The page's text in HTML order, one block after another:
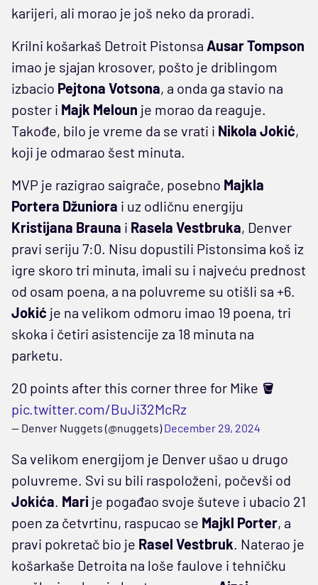
karijeri, ali morao je još neko da proradi.
Krilni košarkaš Detroit Pistonsa Ausar Tompson
imao je sjajan krosover, pošto je driblingom
izbacio Pejtona Votsona, a onda ga stavio na
poster i Majk Meloun je morao da reaguje.
Takođe, bilo je vreme da se vrati i Nikola Jokić,
koji je odmarao šest minuta.
MVP je razigrao saigrače, posebno Majkla
Portera Džuniora i uz odličnu energiju
Kristijana Brauna i Rasela Vestbruka, Denver
pravi seriju 7:0. Nisu dopustili Pistonsima koš iz
igre skoro tri minuta, imali su i najveću prednost
od osam poena, a na poluvreme su otišli sa +6.
Jokić je na velikom odmoru imao 19 poena, tri
skoka i četiri asistencije za 18 minuta na
parketu.
20 points after this corner three for Mike 🪣
pic.twitter.com/BuJi32McRz
— Denver Nuggets (@nuggets)December 29, 2024
Sa velikom energijom je Denver ušao u drugo
poluvreme. Svi su bili raspoloženi, počevši od
Jokića. Mari je pogađao svoje šuteve i ubacio 21
poen za četvrtinu, raspucao se Majkl Porter, a
pravi pokretač bio je Rasel Vestbruk. Naterao je
košarkaše Detroita na loše faulove i tehničku